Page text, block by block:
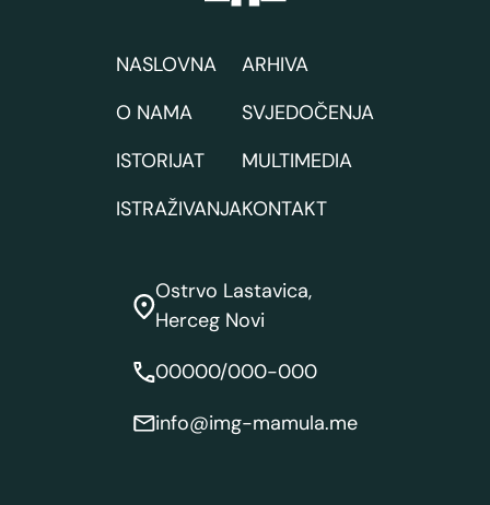
NASLOVNA
O NAMA
ISTORIJAT
ISTRAŽIVANJA
ARHIVA
SVJEDOČENJA
MULTIMEDIA
KONTAKT
Ostrvo Lastavica,
Herceg Novi
00000/000-000
info@img-mamula.me